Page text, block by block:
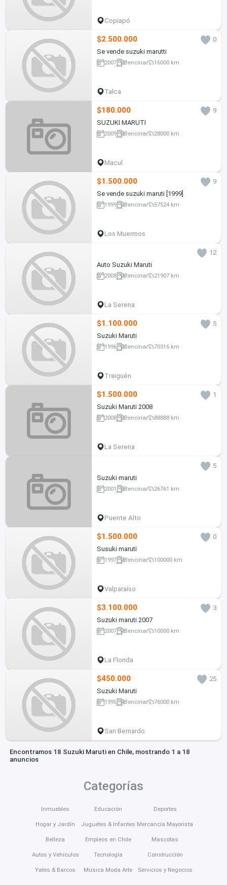
Copiapó
$2.500.000
0
Se vende suzuki marutti
2007 Bencina 16000 km
Talca
$180.000
9
SUZUKI MARUTI
2009 Bencina 28000 km
Macul
$1.500.000
9
Se vende suzuki maruti [1999]
1999 Bencina 57524 km
Los Muermos
12
Auto Suzuki Maruti
2008 Bencina 21907 km
La Serena
$1.100.000
5
Suzuki Maruti
1996 Bencina 70316 km
Traiguén
$1.500.000
1
Suzuki Maruti 2008
2008 Bencina 88888 km
La Serena
5
Suzuki maruti
2001 Bencina 26761 km
Puente Alto
$1.500.000
0
Susuki maruti
1997 Bencina 100000 km
Valparaíso
$3.100.000
3
Suzuki maruti 2007
2007 Bencina 10000 km
La Florida
$450.000
25
Suzuki Maruti
1995 Bencina 76000 km
San Bernardo
Encontramos 18 Suzuki Maruti en Chile, mostrando 1 a 18
anuncios
Categorías
Inmuebles
Hogar y Jardín
Belleza
Autos y Vehículos
Yates & Barcos
Educación
Juguetes & Infantes
Empleos en Chile
Tecnología
Música Moda Arte
Deportes
Mercancía Mayorista
Mascotas
Construcción
Servicios y Negocios